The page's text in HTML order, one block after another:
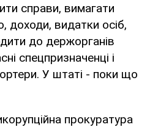
справи, вимагати
доходи, видатки осіб,
до держорганів
спецпризначенці і
У штаті - поки що
прокуратура